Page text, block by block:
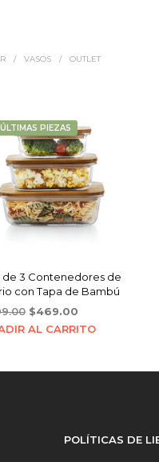
/ VASOS / OUTLET
ÚLTIMAS PIEZAS
de 3 Contenedores de
con Tapa de Bambú
Original
price
$469.00
price
AL CARRITO
POLÍTICAS DE